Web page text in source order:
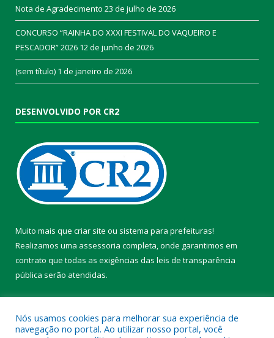
Nota de Agradecimento 23 de julho de 2026
CONCURSO “RAINHA DO XXXI FESTIVAL DO VAQUEIRO E
PESCADOR” 2026 12 de junho de 2026
(sem título) 1 de janeiro de 2026
DESENVOLVIDO POR CR2
Muito mais que criar site ou sistema para prefeituras!
Realizamos uma assessoria completa, onde garantimos em
contrato que todas as exigências das leis de transparência
pública serão atendidas.
Nós usamos cookies para melhorar sua experiência de
navegação no portal. Ao utilizar nosso portal, você